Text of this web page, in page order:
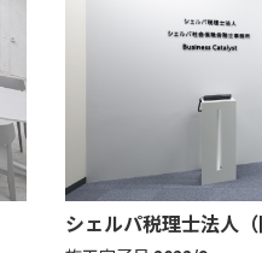
シェルパ税理士法人